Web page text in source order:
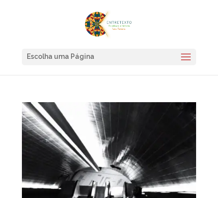
Escolha uma Página